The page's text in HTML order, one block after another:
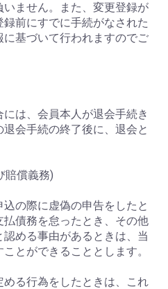
ません。また、変更登録が
前にすでに手続がなされた
基づいて行われますのでご
は、会員本人が退会手続き
会手続の終了後に、退会と
賠償義務)
の際に虚偽の申告をしたと
債務を怠ったとき、その他
める事由があるときは、当
とができることとします。
る行為をしたときは、これ